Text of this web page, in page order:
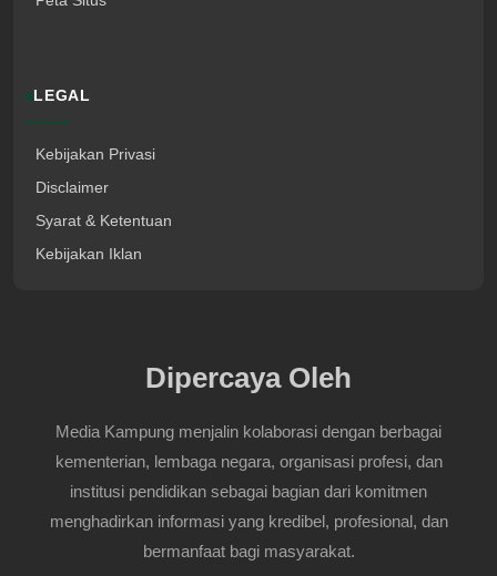
LEGAL
Kebijakan Privasi
Disclaimer
Syarat & Ketentuan
Kebijakan Iklan
Dipercaya Oleh
Media Kampung menjalin kolaborasi dengan berbagai
kementerian, lembaga negara, organisasi profesi, dan
institusi pendidikan sebagai bagian dari komitmen
menghadirkan informasi yang kredibel, profesional, dan
bermanfaat bagi masyarakat.